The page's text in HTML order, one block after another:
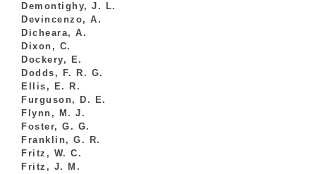
Demontighy, J. L.
Devincenzo, A.
Dicheara, A.
Dixon, C.
Dockery, E.
Dodds, F. R. G.
Ellis, E. R.
Furguson, D. E.
Flynn, M. J.
Foster, G. G.
Franklin, G. R.
Fritz, W. C.
Fritz, J. M.